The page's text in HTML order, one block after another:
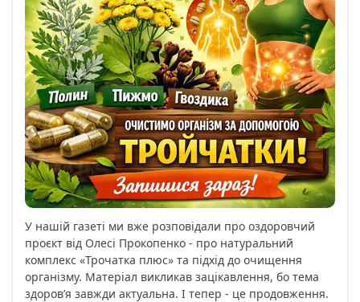
У нашій газеті ми вже розповідали про оздоровчий
проєкт від Олесі Прокопенко - про натуральний
комплекс «Трочатка плюс» та підхід до очищення
організму. Матеріал викликав зацікавлення, бо тема
здоров’я завжди актуальна. І тепер - це продовження.